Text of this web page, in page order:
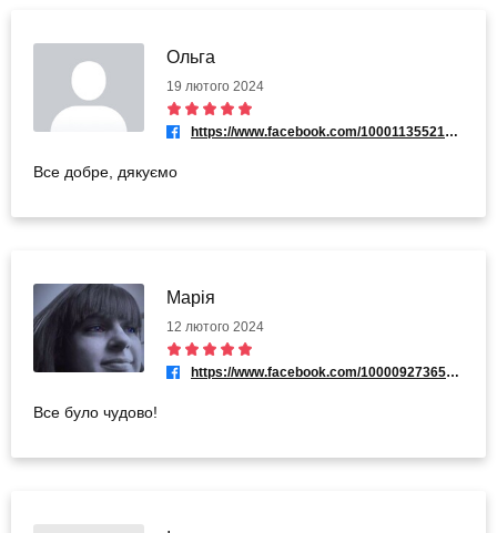
Ольга
19 лютого 2024
https://www.facebook.com/100011355213717
Все добре, дякуємо
Марія
12 лютого 2024
https://www.facebook.com/100009273650721
Все було чудово!